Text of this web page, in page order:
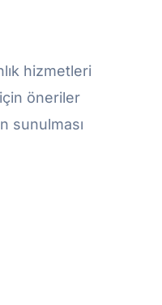
hizmetleri
öneriler
sunulması